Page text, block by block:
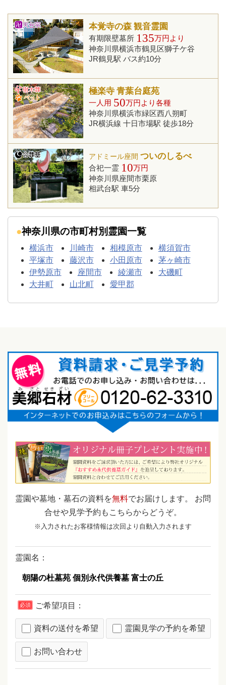
本覚寺の森 観音霊園
有期限壁墓所 135万円より
神奈川県横浜市鶴見区獅子ケ谷
JR鶴見駅 バス約10分
極楽寺 青葉台庭苑
一人用 50万円より各種
神奈川県横浜市緑区西八朔町
JR横浜線 十日市場駅 徒歩18分
アドミール座間 ついのしるべ
合祀一霊 10万円
神奈川県座間市栗原
相武台駅 車5分
神奈川県の市町村別霊園一覧
横浜市 川崎市 相模原市
横須賀市
平塚市
藤沢市 小田原市
茅ヶ崎市
伊勢原市
座間市 綾瀬市
大磯町
大井町
山北町 愛甲郡
霊園や墓地・墓石の資料を無料でお届けします。 お問
合せや見学予約もこちらからどうぞ。
※入力されたお客様情報は次回より自動入力されます
霊園名：
必須 ご希望項目：
資料の送付を希望 霊園見学の予約を希望
お問い合わせ